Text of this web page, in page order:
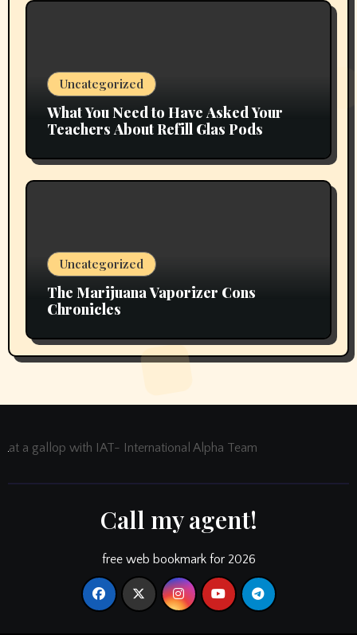
Uncategorized
What You Need to Have Asked Your
Teachers About Refill Glas Pods
Uncategorized
The Marijuana Vaporizer Cons
Chronicles
at a gallop with IAT- International Alpha Team
Call my agent!
free web bookmark for 2026